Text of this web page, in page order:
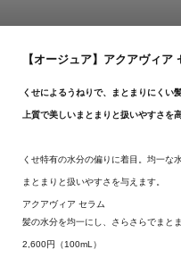
【オージュア】アクアヴィア
くせによるうねりで、まとまりにくい
上質で美しいまとまりと扱いやすさを
くせ特有の水分の偏りに着目。均一な
まとまりと扱いやすさを与えます。
アクアヴィア セラム
髪の水分を均一にし、さらさらでまと
2,600円（100mL ）